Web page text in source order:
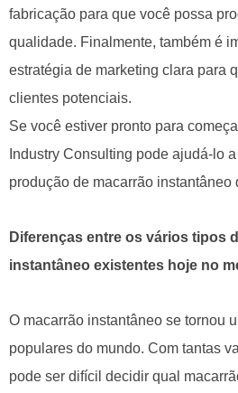
fabricação para que você possa
qualidade. Finalmente, também é
estratégia de marketing clara para
clientes potenciais.
Se você estiver pronto para
Industry Consulting pode ajudá-lo
produção de macarrão instantâneo
Diferenças entre os vários tipos
instantâneo existentes hoje no
O macarrão instantâneo se tornou
populares do mundo. Com tantas
pode ser difícil decidir qual